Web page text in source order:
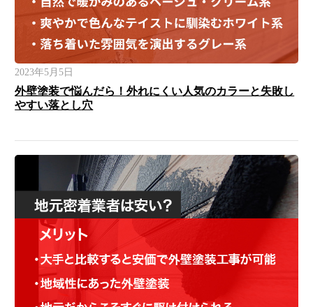
2023年5月5日
外壁塗装で悩んだら！外れにくい人気のカラーと失敗し
やすい落とし穴